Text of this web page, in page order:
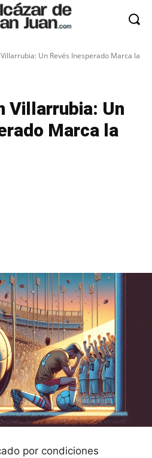
Un Revés Inesperado Marca la
Villarrubia: Un
Marca la
por condiciones